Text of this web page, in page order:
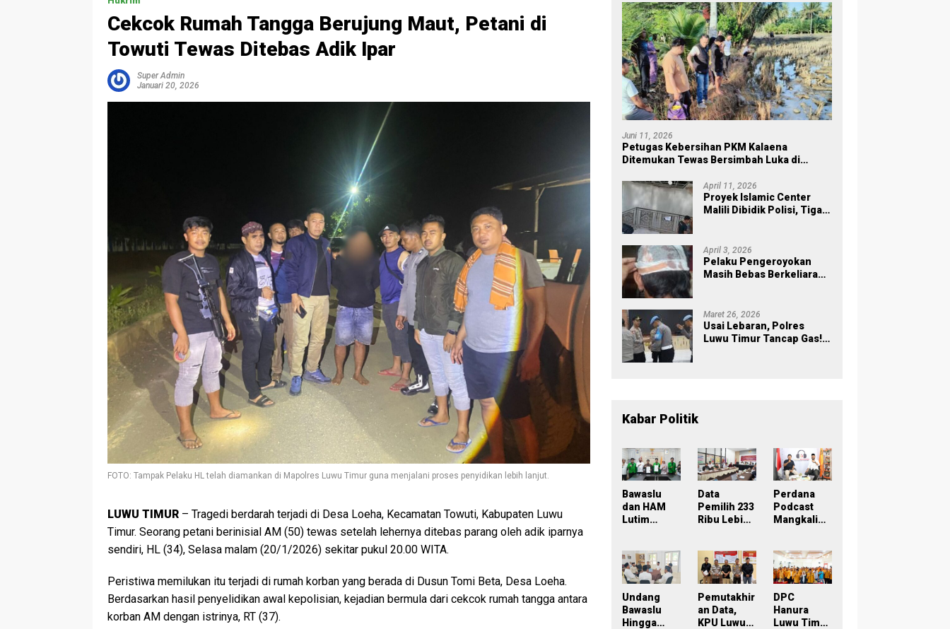
Cekcok Rumah Tangga Berujung Maut, Petani di
Towuti Tewas Ditebas Adik Ipar
Super Admin
Januari 20, 2026
FOTO: Tampak Pelaku HL telah diamankan di Mapolres Luwu Timur guna menjalani proses penyidikan lebih lanjut.
LUWU TIMUR – Tragedi berdarah terjadi di Desa Loeha, Kecamatan Towuti, Kabupaten Luwu
Timur. Seorang petani berinisial AM (50) tewas setelah lehernya ditebas parang oleh adik iparnya
sendiri, HL (34), Selasa malam (20/1/2026) sekitar pukul 20.00 WITA.
Peristiwa memilukan itu terjadi di rumah korban yang berada di Dusun Tomi Beta, Desa Loeha.
Berdasarkan hasil penyelidikan awal kepolisian, kejadian bermula dari cekcok rumah tangga antara
korban AM dengan istrinya, RT (37).
Juni 11, 2026
Petugas Kebersihan PKM Kalaena
Ditemukan Tewas Bersimbah Luka di
April 11, 2026
Proyek Islamic Center
Malili Dibidik Polisi, Tiga
April 3, 2026
Pelaku Pengeroyokan
Masih Bebas Berkeliaran,
Mandek
Maret 26, 2026
Usai Lebaran, Polres
Luwu Timur Tancap Gas!
Kabar Politik
Bawaslu
dan HAM
Lutim
Kampus
Jadi Simpul
Pengawasa
n
Partisipatif
Pemilu
Data
Pemilih 233
Ribu Lebih,
Tekankan
Akurasi
Lewat
Sinergi
Lintas
Lembaga
Perdana
Podcast
Mangkaling
Bahas
Refleksi
PDPB
Menuju
Pemilu
2029 yang
Undang
Bawaslu
Hingga
Pemutakhir
an Data,
KPU Luwu
DPC
Hanura
Luwu Timur